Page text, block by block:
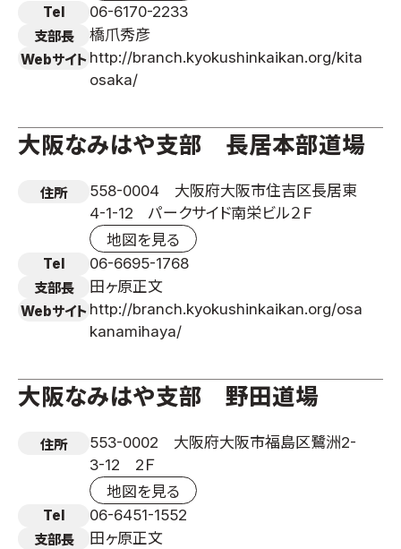
Tel 06-6170-2233
支部長 橋爪秀彦
Webサイト http://branch.kyokushinkaikan.org/kita
osaka/
大阪なみはや支部 長居本部道場
住所
558-0004 大阪府大阪市住吉区長居東
4-1-12 パークサイド南栄ビル２Ｆ
地図を見る
Tel 06-6695-1768
支部長 田ヶ原正文
Webサイト http://branch.kyokushinkaikan.org/osa
kanamihaya/
大阪なみはや支部 野田道場
住所
553-0002 大阪府大阪市福島区鷺洲2-
3-12 2Ｆ
地図を見る
Tel 06-6451-1552
支部長 田ヶ原正文